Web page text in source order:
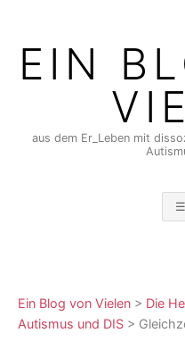
contentEIN
aus dem Er_Leben mit
Ein Blog von Vielen > Die
Autismus und DIS >